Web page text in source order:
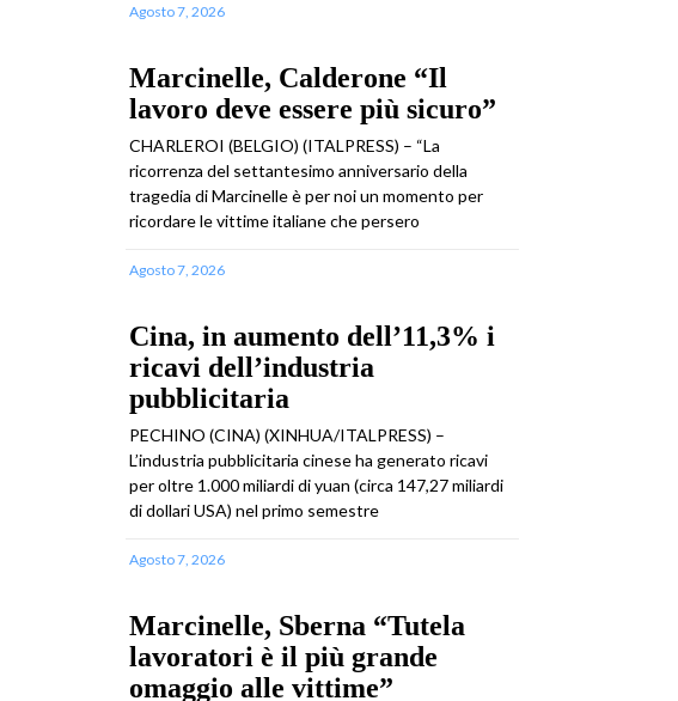
Agosto 7, 2026
Marcinelle, Calderone “Il
lavoro deve essere più sicuro”
CHARLEROI (BELGIO) (ITALPRESS) – “La
ricorrenza del settantesimo anniversario della
tragedia di Marcinelle è per noi un momento per
ricordare le vittime italiane che persero
Agosto 7, 2026
Cina, in aumento dell’11,3% i
ricavi dell’industria
pubblicitaria
PECHINO (CINA) (XINHUA/ITALPRESS) –
L’industria pubblicitaria cinese ha generato ricavi
per oltre 1.000 miliardi di yuan (circa 147,27 miliardi
di dollari USA) nel primo semestre
Agosto 7, 2026
Marcinelle, Sberna “Tutela
lavoratori è il più grande
omaggio alle vittime”